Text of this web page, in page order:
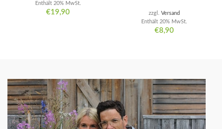
€19,90
Enthält 20% MwSt.
€8,90
Enthält 20% MwSt.
zzgl. Versand